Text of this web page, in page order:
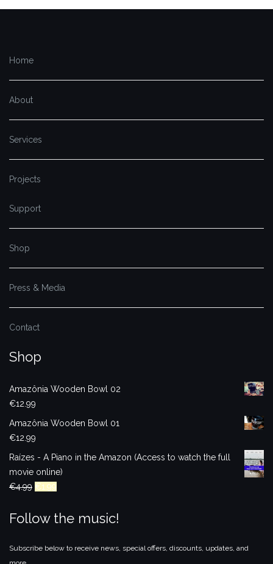
Home
About
Services
Projects
Support
Shop
Press & Media
Contact
Shop
Amazônia Wooden Bowl 02
€12.99
Amazônia Wooden Bowl 01
€12.99
Raízes - A Piano in the Amazon (Access to watch the full
movie online)
€4.99 Original
was:
€1.99
is:
Follow the music!
Subscribe below to receive news, special offers, discounts, updates, and